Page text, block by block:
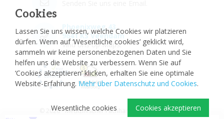
Cookies
Lassen Sie uns wissen, welche Cookies wir platzieren
dürfen. Wenn auf ‘Wesentliche cookies’ geklickt wird,
sammeln wir keine personenbezogenen Daten und Sie
helfen uns die Website zu verbessern. Wenn Sie auf
‘Cookies akzeptieren’ klicken, erhalten Sie eine optimale
Website-Erfahrung. Mehr über Datenschutz und Cookies.
Cookies akzeptieren
Wesentliche cookies
Phoenixweg 43,
9641 KS Veendam
Vind ons op Maps.
© 2026 - Medizinischer Fachhandel
Sitemap